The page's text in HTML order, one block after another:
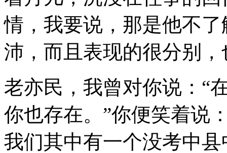
情，我要说，那是他不
沛，而且表现的很分别
老亦民，我曾对你说：“
你也存在。”你便笑着说
我们其中有一个没考中